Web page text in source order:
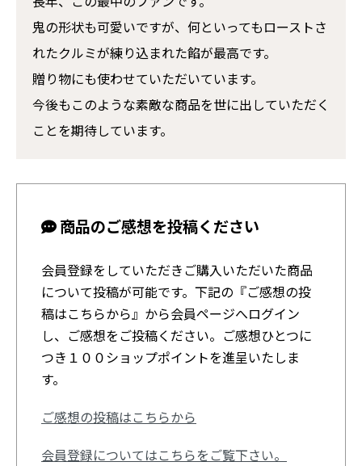
鬼の形状も可愛いですが、何といってもローストさ
れたクルミが練り込まれた餡が最高です。
贈り物にも使わせていただいています。
今後もこのような素敵な商品を世に出していただく
ことを期待しています。
商品のご感想を投稿ください
会員登録をしていただきご購入いただいた商品
について投稿が可能です。下記の『ご感想の投
稿はこちらから』から会員ページへログイン
し、ご感想をご投稿ください。ご感想ひとつに
つき１００ショップポイントを進呈いたしま
す。
ご感想の投稿はこちらから
会員登録についてはこちらをご覧下さい。